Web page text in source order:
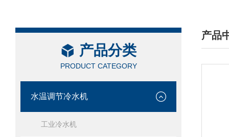
产品分类
PRODUCT CATEGORY
水温调节冷水机
工业冷水机
产品
/